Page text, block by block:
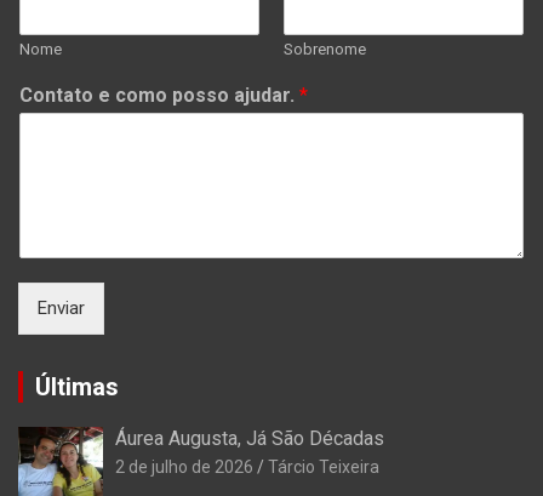
Nome Sobrenome
Contato e como posso ajudar. *
Enviar
Últimas
Áurea Augusta, Já São Décadas
2 de julho de 2026 Tárcio Teixeira